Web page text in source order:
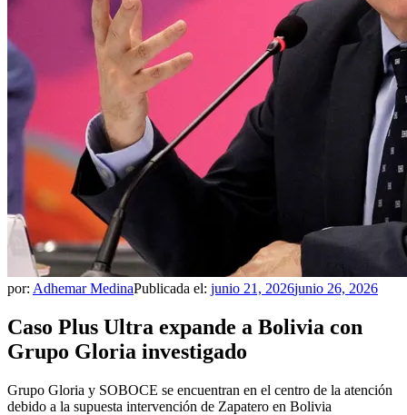
por: Adhemar MedinaPublicada el: junio 21, 2026junio 26, 2026
Caso Plus Ultra expande a Bolivia con
Grupo Gloria investigado
Grupo Gloria y SOBOCE se encuentran en el centro de la atención
debido a la supuesta intervención de Zapatero en Bolivia